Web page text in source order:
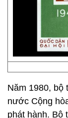
Năm 1980, bộ
nước Cộng
phát hành. Bộ